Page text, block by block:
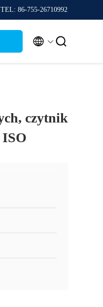
TEL: 86-755-26710992
 
czytnik